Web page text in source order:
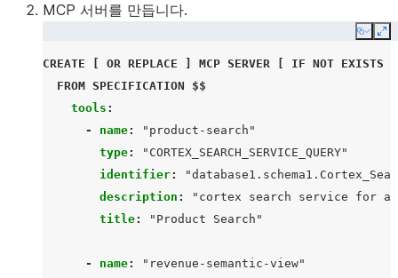
MCP 서버를 만듭니다.
Copy
CREATE OR REPLACE MCP SERVER IF NOT EXISTS
FROM SPECIFICATION
$$
tools :
-
name:
"product-search"
type:
"CORTEX_SEARCH_SERVICE_QUERY"
identifier:
description : "cortex search service for
title: "Product Search"
- name:
"revenue-semantic-view"